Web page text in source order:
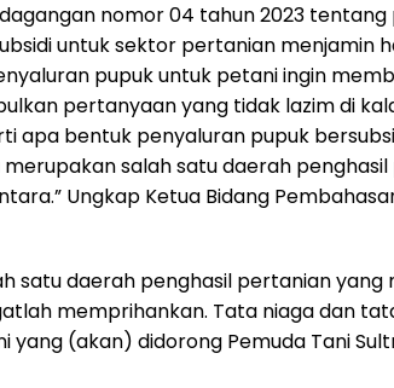
nomor 04 tahun 2023
untuk sektor pertanian menjamin
pupuk untuk petani ingin
pertanyaan yang tidak lazim di
apa bentuk penyaluran pupuk
salah satu daerah
Ungkap Ketua Bidang
satu daerah penghasil pertanian
memprihankan. Tata niaga dan
yang (akan) didorong Pemuda Tani